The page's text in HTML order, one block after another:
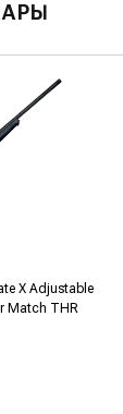
X Adjustable
Match THR